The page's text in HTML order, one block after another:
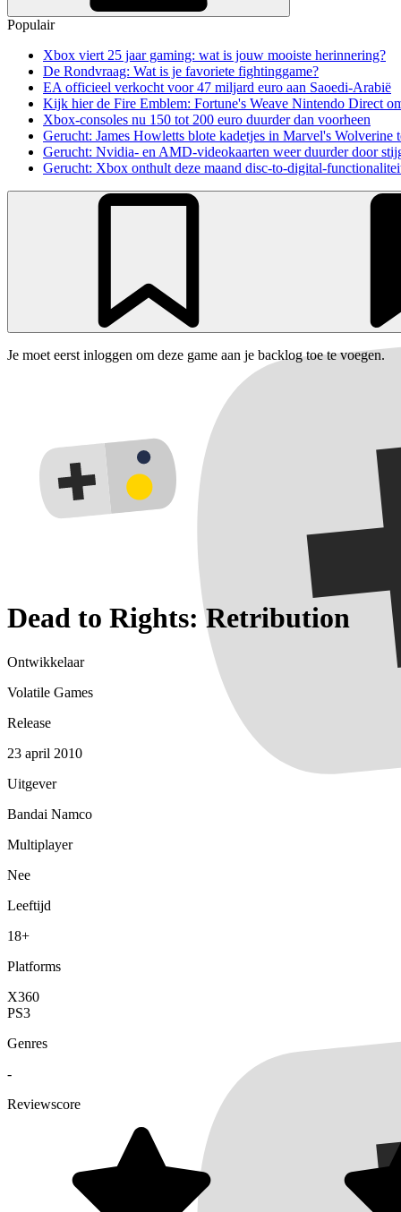
Populair
Xbox viert 25 jaar gaming: wat is jouw mooiste herinnering?
De Rondvraag: Wat is je favoriete fightinggame?
EA officieel verkocht voor 47 miljard euro aan Saoedi-Arabië
Kijk hier de Fire Emblem: Fortune's Weave Nintendo Direct
Xbox-consoles nu 150 tot 200 euro duurder dan voorheen
Gerucht: James Howletts blote kadetjes in Marvel's Wolverine
Gerucht: Nvidia- en AMD-videokaarten weer duurder door
Gerucht: Xbox onthult deze maand disc-to-digital-
Je moet eerst inloggen om deze game aan je backlog toe te voegen.
Dead to Rights: Retribution
Ontwikkelaar
Volatile Games
Release
23 april 2010
Uitgever
Bandai Namco
Multiplayer
Nee
Leeftijd
18+
Platforms
X360
PS3
Genres
-
Reviewscore